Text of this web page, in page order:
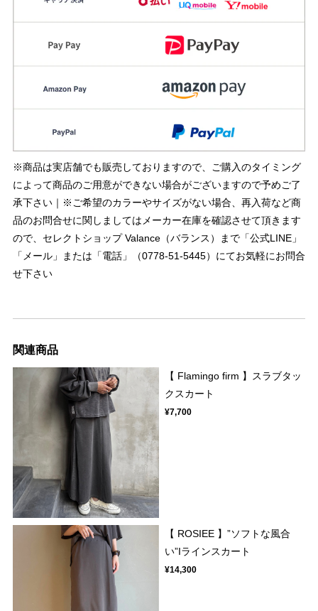
※商品は実店舗でも販売しておりますので、ご購入のタイミング
によって商品のご用意ができない場合がございますので予めご了
承下さい｜※ご希望のカラーやサイズがない場合、再入荷など商
品のお問合せに関しましてはメーカー在庫を確認させて頂きます
ので、セレクトショップ Valance（バランス）まで「公式LINE」
「メール」または「電話」（0778-51-5445）にてお気軽にお問合
せ下さい
関連商品
【 Flamingo firm 】スラブタッ
クスカート
¥7,700
【 ROSIEE 】”ソフトな風合
い”Iラインスカート
¥14,300